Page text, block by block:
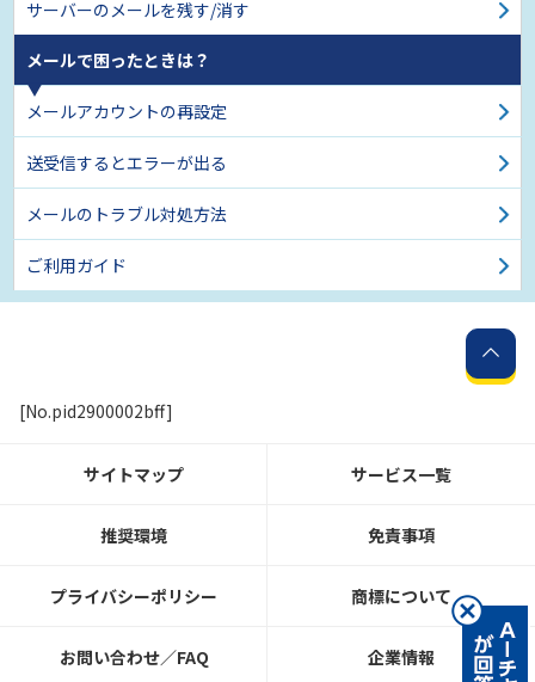
サーバーのメールを残す/消す
メールで困ったときは？
メールアカウントの再設定
送受信するとエラーが出る
メールのトラブル対処方法
ご利用ガイド
[No.pid2900002bff]
サイトマップ サービス一覧
推奨環境 免責事項
プライバシーポリシー 商標について
お問い合わせ／FAQ 企業情報